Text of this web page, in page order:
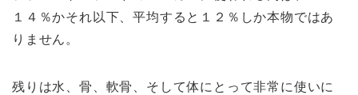
１４％かそれ以下、平均すると１２％しか本物ではあ
りません。
残りは水、骨、軟骨、そして体にとって非常に使いに